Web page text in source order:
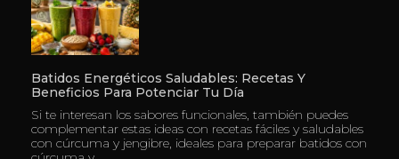
Batidos Energéticos Saludables: Recetas Y
Beneficios Para Potenciar Tu Día
Si te interesan los sabores funcionales, también puedes
complementar estas ideas con recetas fáciles y saludables
con cúrcuma y jengibre, ideales para preparar batidos con